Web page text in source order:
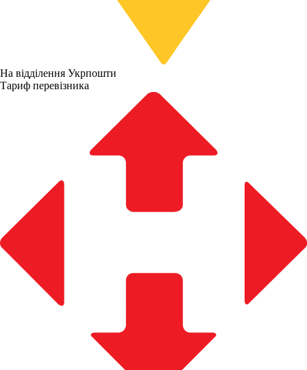
На відділення Укрпошти
Тариф перевізника